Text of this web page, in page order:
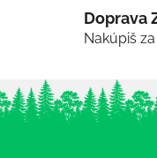
Doprava
Nakúpiš